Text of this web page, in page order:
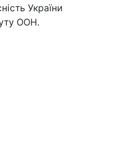
України
ООН.